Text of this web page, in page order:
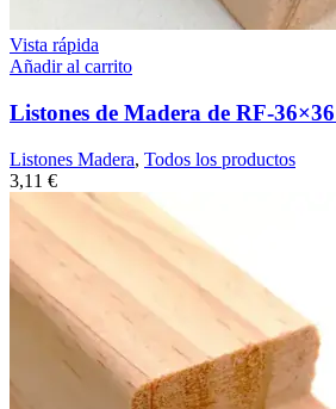
Vista rápida
Añadir al carrito
Listones de Madera de RF-
Listones Madera, Todos los productos
3,11 €